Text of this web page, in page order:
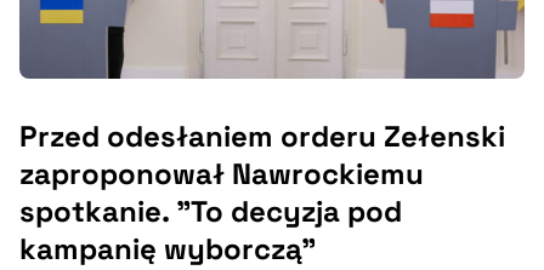
Przed odesłaniem orderu Zełenski
zaproponował Nawrockiemu
spotkanie. "To decyzja pod
kampanię wyborczą"